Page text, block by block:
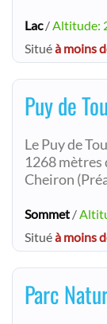
Lac/Altitude:
Situéà moins
Puy de
Le Puy de
1268 mètres
Cheiron
Sommet /
Situéà moins
Parc